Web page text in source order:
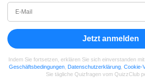
Jetzt anmelden
Indem Sie fortsetzen, erklären Sie sich einverstanden
Geschäftsbedingungen Datenschutzerklärung Cookie-
Sie tägliche Quizfragen vom QuizzClub